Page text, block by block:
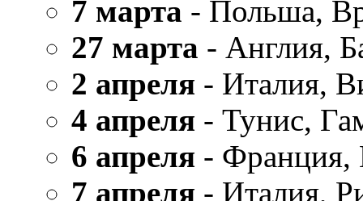
7 марта - Польша,
27 марта - Англия,
2 апреля - Италия,
4 апреля - Тунис,
6 апреля - Франция,
7 апреля - Италия,